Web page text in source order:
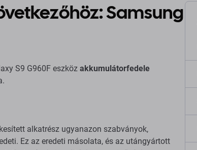
Samsung
S9 G960F eszköz akkumulátorfedele
alkatrész ugyanazon szabványok,
Ez az eredeti másolata, és az utángyártott